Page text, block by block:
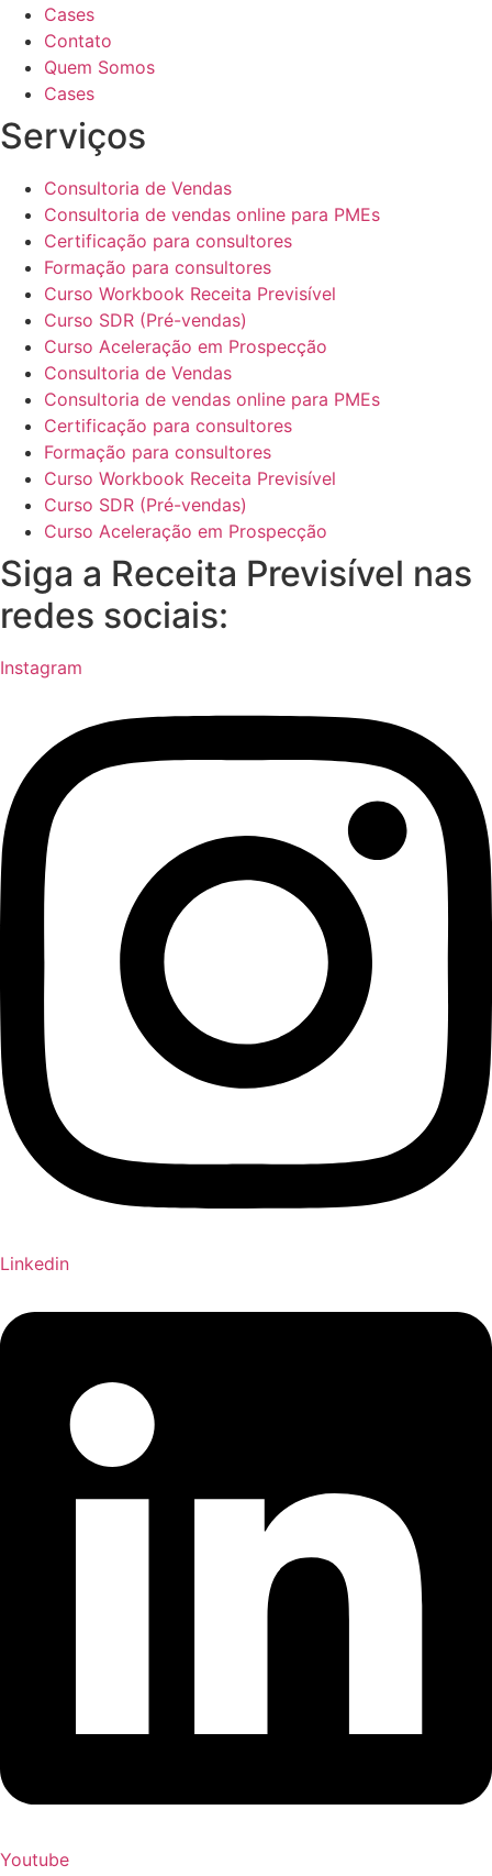
Cases
Contato
Quem Somos
Cases
Serviços
Consultoria de Vendas
Consultoria de vendas online para PMEs
Certificação para consultores
Formação para consultores
Curso Workbook Receita Previsível
Curso SDR (Pré-vendas)
Curso Aceleração em Prospecção
Consultoria de Vendas
Consultoria de vendas online para PMEs
Certificação para consultores
Formação para consultores
Curso Workbook Receita Previsível
Curso SDR (Pré-vendas)
Curso Aceleração em Prospecção
Siga a Receita Previsível nas
redes sociais:
Instagram
Linkedin
Youtube